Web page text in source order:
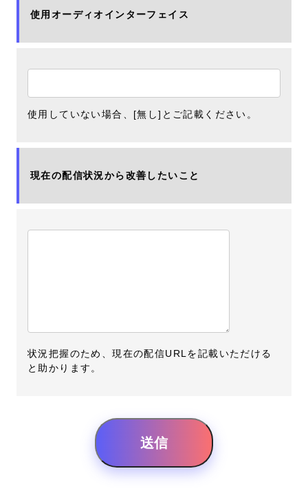
使用オーディオインターフェイス
使用していない場合、[無し]とご記載ください。
現在の配信状況から改善したいこと
状況把握のため、現在の配信URLを記載いただける
と助かります。